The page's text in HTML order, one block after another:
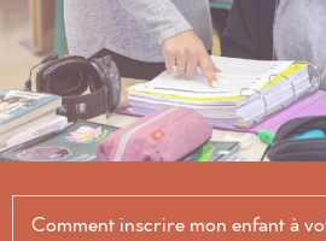
Comment inscrire mon enfant à